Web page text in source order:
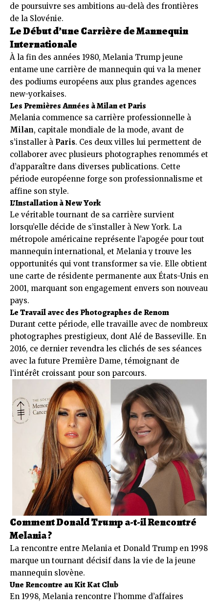
de poursuivre ses ambitions au-delà des frontières
de la Slovénie.
Le Début d’une Carrière de Mannequin
Internationale
À la fin des années 1980, Melania Trump jeune
entame une carrière de mannequin qui va la mener
des podiums européens aux plus grandes agences
new-yorkaises.
Les Premières Années à Milan et Paris
Melania commence sa carrière professionnelle à
Milan, capitale mondiale de la mode, avant de
s’installer à Paris. Ces deux villes lui permettent de
collaborer avec plusieurs photographes renommés et
d’apparaître dans diverses publications. Cette
période européenne forge son professionnalisme et
affine son style.
L’Installation à New York
Le véritable tournant de sa carrière survient
lorsqu’elle décide de s’installer à New York. La
métropole américaine représente l’apogée pour tout
mannequin international, et Melania y trouve les
opportunités qui vont transformer sa vie. Elle obtient
une carte de résidente permanente aux États-Unis en
2001, marquant son engagement envers son nouveau
pays.
Le Travail avec des Photographes de Renom
Durant cette période, elle travaille avec de nombreux
photographes prestigieux, dont Alé de Basseville. En
2016, ce dernier revendra les clichés de ses séances
avec la future Première Dame, témoignant de
l’intérêt croissant pour son parcours.
Comment Donald Trump a-t-il Rencontré
Melania ?
La rencontre entre Melania et Donald Trump en 1998
marque un tournant décisif dans la vie de la jeune
mannequin slovène.
Une Rencontre au Kit Kat Club
En 1998, Melania rencontre l’homme d’affaires